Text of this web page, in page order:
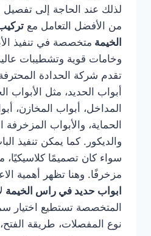
لذلك عند الحاجة إلى تفصيل
من الأفضل التعامل مع
الخيمة متخصصة في تنفيذ
وخامات قوية وتشطيبات
تقدم شركة الحدادة
أبواب الحديد، مثل الأبواب
المداخل، أبواب المخازن،
الحماية، والأبواب
والديكور. كما يمكن تنفيذ
سواء كان تصميمًا كلاسيكيًا،
مزخرفًا. وهنا تظهر أهمية
ابواب حديد في راس الخيمة
المتخصصة تستطيع اختيار
نوع المفصلات، طريقة